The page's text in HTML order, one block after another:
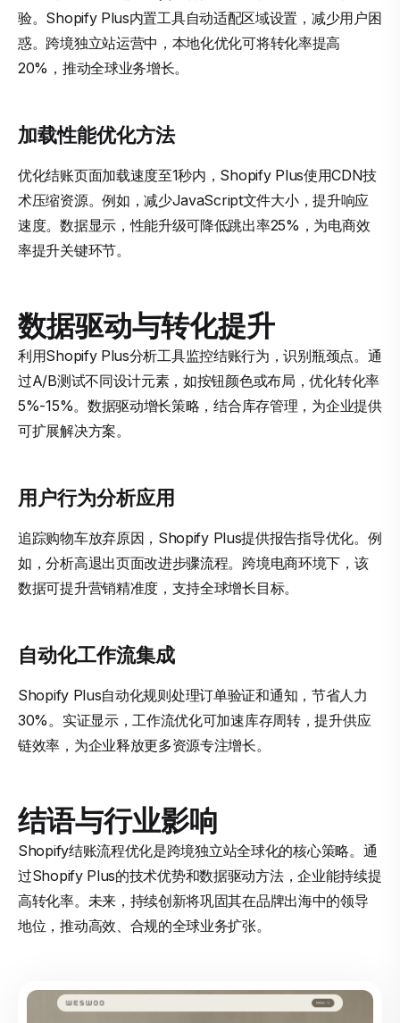
验。Shopify Plus内置工具自动适配区域设置，减少用户困
惑。跨境独立站运营中，本地化优化可将转化率提高
20%，推动全球业务增长。
加载性能优化方法
优化结账页面加载速度至1秒内，Shopify Plus使用CDN技
术压缩资源。例如，减少JavaScript文件大小，提升响应
速度。数据显示，性能升级可降低跳出率25%，为电商效
率提升关键环节。
数据驱动与转化提升
利用Shopify Plus分析工具监控结账行为，识别瓶颈点。通
过A/B测试不同设计元素，如按钮颜色或布局，优化转化率
5%-15%。数据驱动增长策略，结合库存管理，为企业提供
可扩展解决方案。
用户行为分析应用
追踪购物车放弃原因，Shopify Plus提供报告指导优化。例
如，分析高退出页面改进步骤流程。跨境电商环境下，该
数据可提升营销精准度，支持全球增长目标。
自动化工作流集成
Shopify Plus自动化规则处理订单验证和通知，节省人力
30%。实证显示，工作流优化可加速库存周转，提升供应
链效率，为企业释放更多资源专注增长。
结语与行业影响
Shopify结账流程优化是跨境独立站全球化的核心策略。通
过Shopify Plus的技术优势和数据驱动方法，企业能持续提
高转化率。未来，持续创新将巩固其在品牌出海中的领导
地位，推动高效、合规的全球业务扩张。